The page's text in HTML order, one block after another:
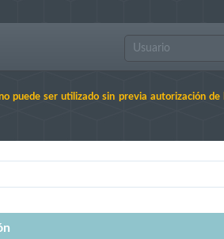
puede ser utilizado sin previa autorización